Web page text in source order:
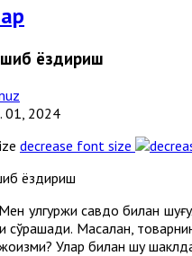
ёздириш
01, 2024
decrease font size
Мен улгуржи савдо билан
сўрашади. Масалан,
Улар билан шу